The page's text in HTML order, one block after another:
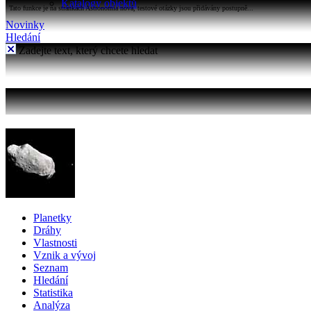
Katalogy objektů
Tato funkce je na stránkách Astronomia nová, testové otázky jsou přidávány postupně...
Novinky
Hledání
Zadejte text, který chcete hledat
Planetky
Dráhy
Vlastnosti
Vznik a vývoj
Seznam
Hledání
Statistika
Analýza